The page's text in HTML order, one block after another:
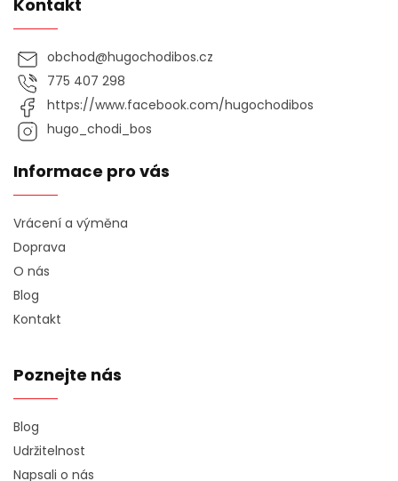
Kontakt
obchod@hugochodibos.cz
775 407 298
https://www.facebook.com/hugochodibos
hugo_chodi_bos
Informace pro vás
Vrácení a výměna
Doprava
O nás
Blog
Kontakt
Poznejte nás
Blog
Udržitelnost
Napsali o nás